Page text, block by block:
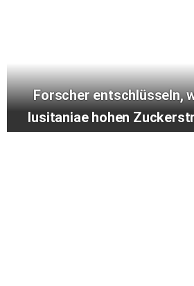
Forscher entschlüsseln,
lusitaniae hohen